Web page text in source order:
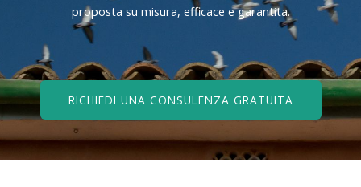
proposta su misura, efficace e garantita.
RICHIEDI UNA CONSULENZA GRATUITA